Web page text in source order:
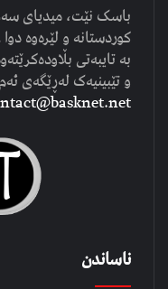
باسک نێت، میدیای
کوردستانە و لێرەوە
بە تایبەتی
و تێبینیەک لەڕێگەی
ناساندن